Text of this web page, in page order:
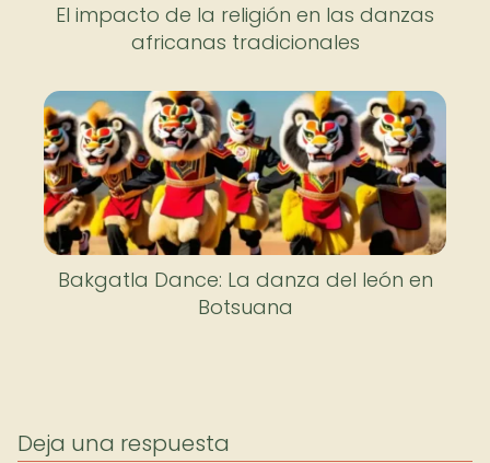
El impacto de la religión en las danzas
africanas tradicionales
Bakgatla Dance: La danza del león en
Botsuana
Deja una respuesta